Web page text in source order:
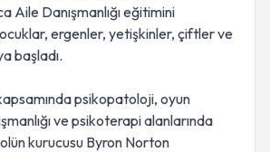
Aile Danışmanlığı eğitimini
ergenler, yetişkinler, çiftler ve
başladı.
psikopatoloji, oyun
ve psikoterapi alanlarında
kurucusu Byron Norton